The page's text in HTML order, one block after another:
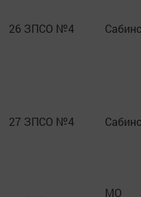
26 ЗПСО №4
27 ЗПСО №4
МО